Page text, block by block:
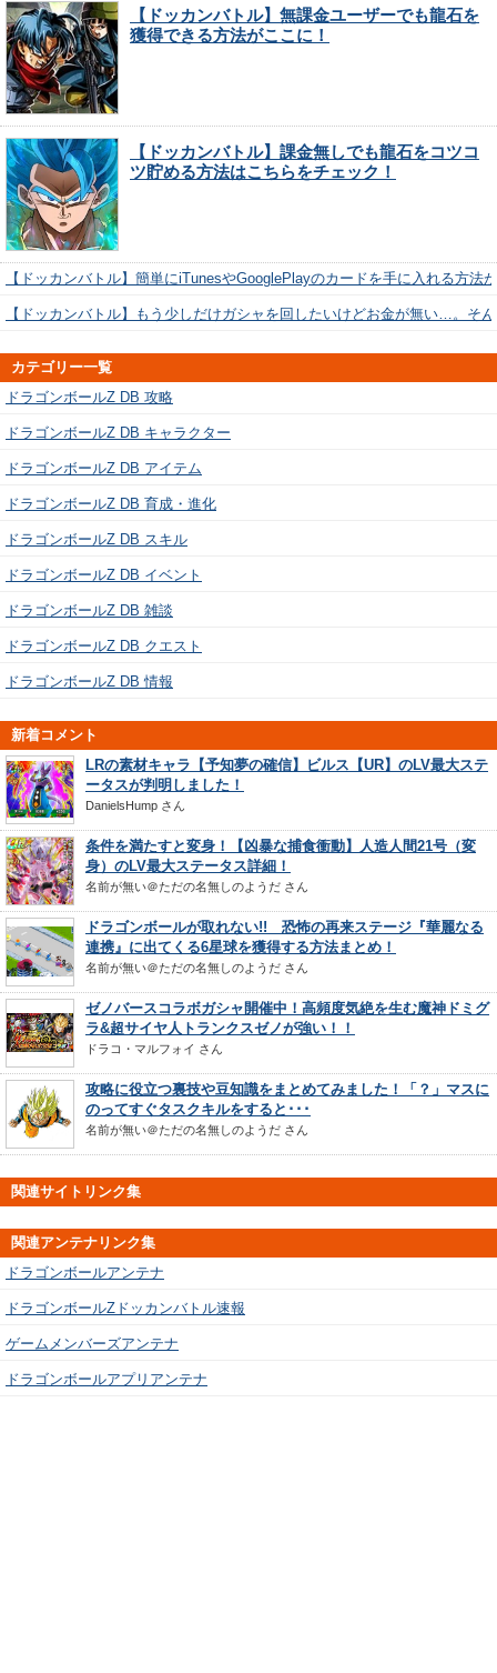
【ドッカンバトル】無課金ユーザーでも龍石を
獲得できる方法がここに！
【ドッカンバトル】課金無しでも龍石をコツコ
ツ貯める方法はこちらをチェック！
【ドッカンバトル】簡単にiTunesやGooglePlayのカードを手に入れる方法
【ドッカンバトル】もう少しだけガシャを回したいけどお金が無い…。そ
カテゴリー一覧
ドラゴンボールZ DB 攻略
ドラゴンボールZ DB キャラクター
ドラゴンボールZ DB アイテム
ドラゴンボールZ DB 育成・進化
ドラゴンボールZ DB スキル
ドラゴンボールZ DB イベント
ドラゴンボールZ DB 雑談
ドラゴンボールZ DB クエスト
ドラゴンボールZ DB 情報
新着コメント
LRの素材キャラ【予知夢の確信】ビルス【UR】のLV最大ステ
ータスが判明しました！
DanielsHump さん
条件を満たすと変身！【凶暴な捕食衝動】人造人間21号（変
身）のLV最大ステータス詳細！
名前が無い＠ただの名無しのようだ さん
ドラゴンボールが取れない!! 恐怖の再来ステージ『華麗なる
連携』に出てくる6星球を獲得する方法まとめ！
名前が無い＠ただの名無しのようだ さん
ゼノバースコラボガシャ開催中！高頻度気絶を生む魔神ドミグ
ラ&超サイヤ人トランクスゼノが強い！！
ドラコ・マルフォイ さん
攻略に役立つ裏技や豆知識をまとめてみました！「？」マスに
のってすぐタスクキルをすると･･･
名前が無い＠ただの名無しのようだ さん
関連サイトリンク集
関連アンテナリンク集
ドラゴンボールアンテナ
ドラゴンボールZドッカンバトル速報
ゲームメンバーズアンテナ
ドラゴンボールアプリアンテナ